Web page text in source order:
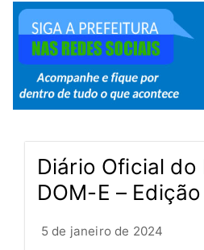
Diário Oficial do
DOM-E – Edição
5 de janeiro de 2024